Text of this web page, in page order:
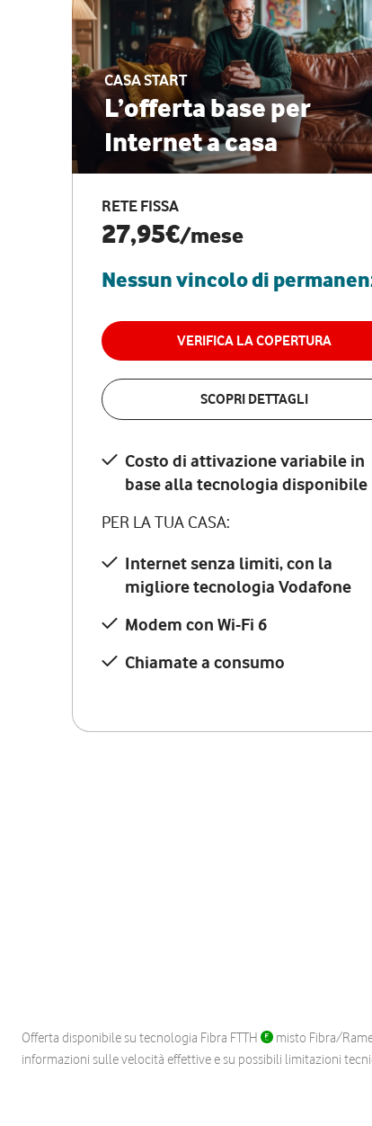
CASA START
L’offerta base per
Internet a casa
RETE FISSA
27,95€/mese
Nessun vincolo di
VERIFICA LA COPERTURA
SCOPRI DETTAGLI
Costo di attivazione variabile in
base alla tecnologia disponibile
PER LA TUA CASA:
Internet senza limiti, con la
migliore tecnologia Vodafone
Modem con Wi-Fi 6
Chiamate a consumo
Offerta disponibile su tecnologia Fibra FTTH misto Fibra/Rame
informazioni sulle velocità effettive e su possibili limitazioni